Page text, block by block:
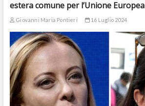
estera comune per l’Unione Europea
Giovanni Maria Pontieri 16 Luglio 2024